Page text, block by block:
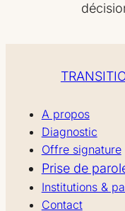
A propos
Diagnostic
Offre signature
Prise de
Institutions &
Contact